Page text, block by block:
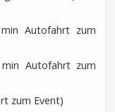
Autofahrt zum
Autofahrt zum
zum Event)